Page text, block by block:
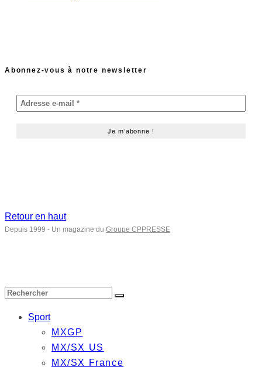
Abonnez-vous à notre newsletter
Retour en haut
Depuis 1999 - Un magazine du Groupe CPPRESSE
Sport
MXGP
MX/SX US
MX/SX France